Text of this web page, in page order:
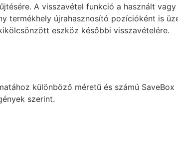
A visszavétel funkció a használt
termékhely újrahasznosító pozícióként is
eszköz későbbi visszavételére.
különböző méretű és számú SaveBox
szerint.